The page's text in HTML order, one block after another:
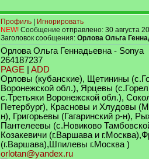
Профиль
Игнорировать
NEW! Сообщение отправлено: 30 августа
Заголовок сообщения: Орлова Ольга
Орлова Ольга Геннадьевна - Sonya
264187237
PAGE
ADD
Орловы (кубанские), Щетинины
Воронежской обл.), Ярцевы
с.Третьяки Воронежской обл.),
Петербург), Красновы и Хлудовы
н), Григорьевы (Гагаринский р-н),
Пантелеевы (с.Новиково
Козакевичи (г.Варшава и
(г.Варшава),Шпилевы г.Москва )
orlotan@yandex.ru